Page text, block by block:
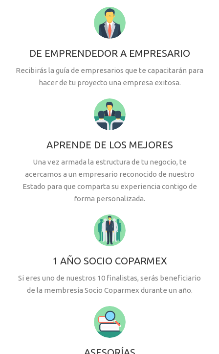
DE EMPRENDEDOR A EMPRESARIO
Recibirás la guía de empresarios que te capacitarán para
hacer de tu proyecto una empresa exitosa.
APRENDE DE LOS MEJORES
Una vez armada la estructura de tu negocio, te
acercamos a un empresario reconocido de nuestro
Estado para que comparta su experiencia contigo de
forma personalizada.
1 AÑO SOCIO COPARMEX
Si eres uno de nuestros 10 finalistas, serás beneficiario
de la membresía Socio Coparmex durante un año.